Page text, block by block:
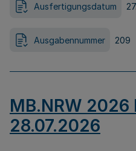
Ausfertigungsdatum
Ausgabennummer 209
MB.NRW 2026
28.07.2026